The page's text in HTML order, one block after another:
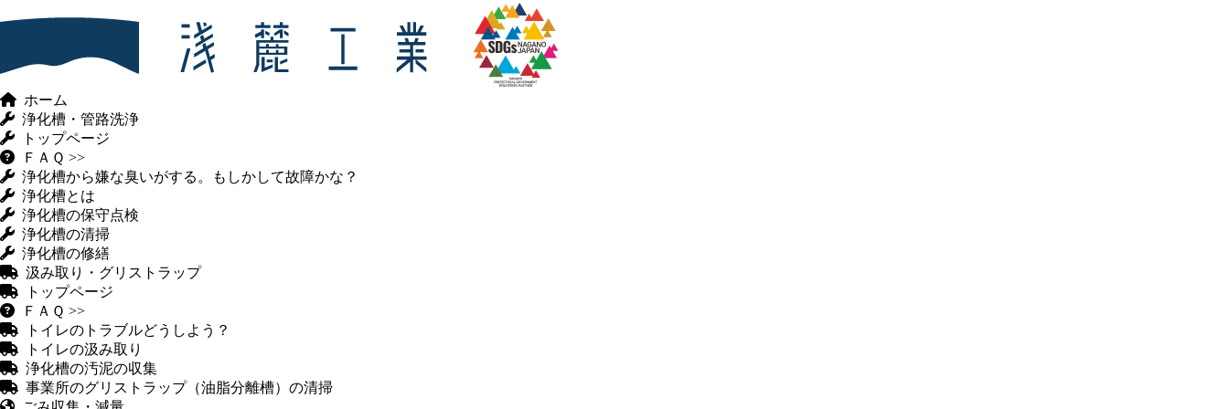
ホーム
浄化槽・管路洗浄
トップページ
ＦＡＱ >>
浄化槽から嫌な臭いがする。もしかして故障かな？
浄化槽とは
浄化槽の保守点検
浄化槽の清掃
浄化槽の修繕
汲み取り・グリストラップ
トップページ
ＦＡＱ >>
トイレのトラブルどうしよう？
トイレの汲み取り
浄化槽の汚泥の収集
事業所のグリストラップ（油脂分離槽）の清掃